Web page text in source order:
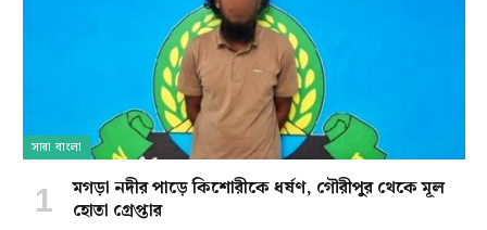
সারা বাংলা
মগড়া নদীর পাড়ে কিশোরীকে ধর্ষণ, গৌরীপুর থেকে মূল
হোতা গ্রেপ্তার